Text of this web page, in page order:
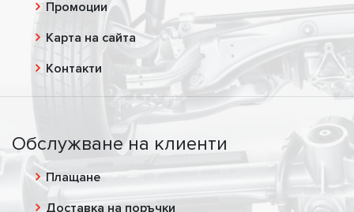
Промоции
Карта на сайта
Контакти
Обслужване на клиенти
Плащане
Доставка на поръчки